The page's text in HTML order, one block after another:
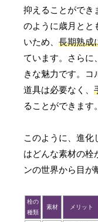
抑えることができ
のように歳月とと
いため、長期熟成
ています。さらに
きな魅力です。コ
道具は必要なく、
ることができます。
このように、進化
はどんな素材の栓
ンの世界から目が
栓の
種類
素材 メリット